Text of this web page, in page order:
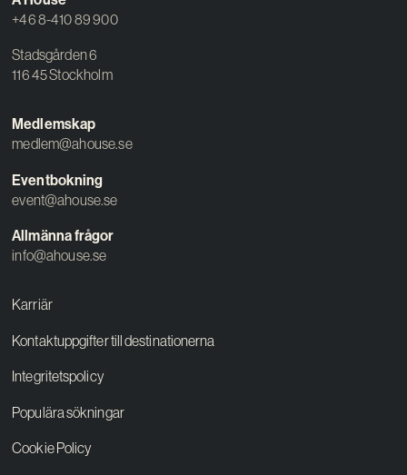
+46 8-410 89 900
Stadsgården 6
116 45 Stockholm
Medlemskap
medlem@ahouse.se
Eventbokning
event@ahouse.se
Allmänna frågor
info@ahouse.se
Karriär
Kontaktuppgifter till destinationerna
Integritetspolicy
Populära sökningar
Cookie Policy